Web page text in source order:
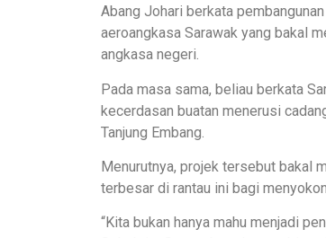
Abang Johari berkata
aeroangkasa Sarawak yang bakal
angkasa negeri.
Pada masa sama, beliau berkata
kecerdasan buatan menerusi
Tanjung Embang.
Menurutnya, projek tersebut bakal
terbesar di rantau ini bagi
“Kita bukan hanya mahu menjadi